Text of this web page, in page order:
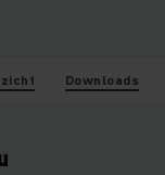
Downloads